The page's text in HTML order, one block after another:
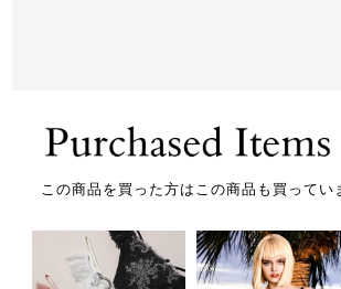
この商品を買った方はこの商品も買ってい